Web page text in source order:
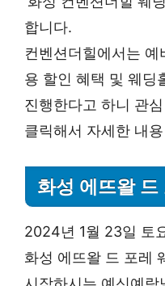
합니다.
컨벤션더힐에서는
용 할인 혜택 및 웨딩
진행한다고 하니 관
클릭해서 자세한 내
화성 에뜨왈 드
2024년 1월 23일 토
화성 에뜨왈 드 포레